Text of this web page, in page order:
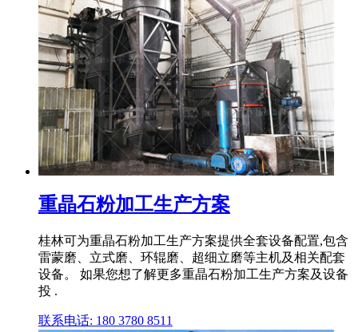
重晶石粉加工生产方案
桂林可为重晶石粉加工生产方案提供全套设备配置,包含
雷蒙磨、立式磨、环辊磨、超细立磨等主机及相关配套
设备。 如果您想了解更多重晶石粉加工生产方案及设备
投 .
联系电话: 180 3780 8511